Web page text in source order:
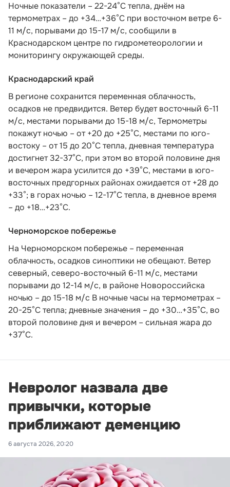
Ночные показатели – 22-24°С тепла, днём на
термометрах – до +34…+36°С при восточном ветре 6-
11 м/с, порывами до 15-17 м/с, сообщили в
Краснодарском центре по гидрометеорологии и
мониторингу окружающей среды.
Краснодарский край
В регионе сохранится переменная облачность,
осадков не предвидится. Ветер будет восточный 6-11
м/с, местами порывами до 15-18 м/с, Термометры
покажут ночью – от +20 до +25°С, местами по юго-
востоку – от 15 до 20°С тепла, дневная температура
достигнет 32-37°С, при этом во второй половине дня
и вечером жара усилится до +39°С, местами в юго-
восточных предгорных районах ожидается от +28 до
+33°; в горах ночью – 12-17°С тепла, в дневное время
– до +18…+23°С.
Черноморское побережье
На Черноморском побережье – переменная
облачность, осадков синоптики не обещают. Ветер
северный, северо-восточный 6-11 м/с, местами
порывами до 12-14 м/с, в районе Новороссийска
ночью – до 15-18 м/с В ночные часы на термометрах –
20-25°С тепла; дневные значения – до +30…+35°С, во
второй половине дня и вечером – сильная жара до
+37°С.
Невролог назвала две
привычки, которые
приближают деменцию
6 августа 2026, 20:20